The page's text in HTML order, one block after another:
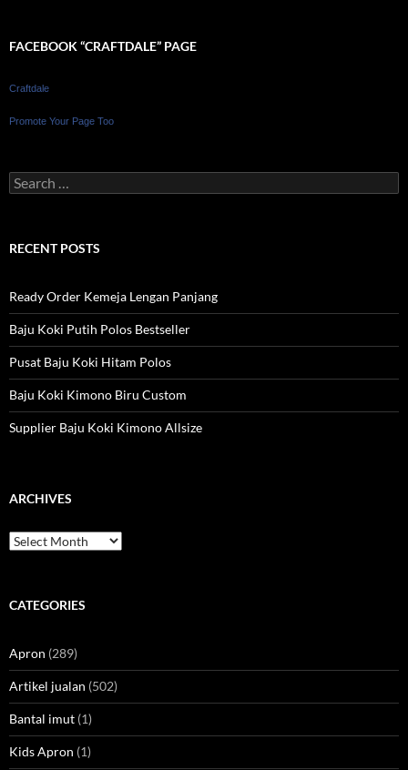
FACEBOOK “CRAFTDALE” PAGE
Craftdale
Promote Your Page Too
Search
for:
RECENT POSTS
Ready Order Kemeja Lengan Panjang
Baju Koki Putih Polos Bestseller
Pusat Baju Koki Hitam Polos
Baju Koki Kimono Biru Custom
Supplier Baju Koki Kimono Allsize
ARCHIVES
Archives
CATEGORIES
Apron (289)
Artikel jualan (502)
Bantal imut (1)
Kids Apron (1)